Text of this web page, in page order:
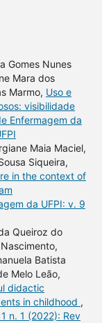
Gomes Nunes
Mara dos
Marmo, Uso e
visibilidade
Enfermagem da
Maia Maciel,
Siqueira,
in the context of
da UFPI: v. 9
Queiroz do
Batista
Melo Leão,
didactic
in childhood ,
n. 1 (2022): Rev